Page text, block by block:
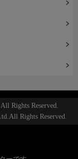
Rights Reserved.
Rights Reserved.